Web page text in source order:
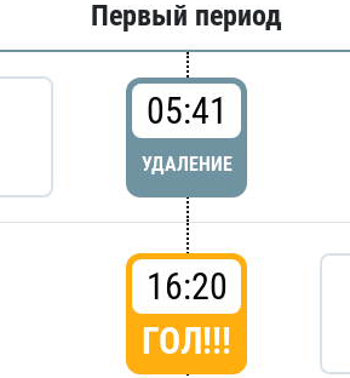
Первый период
05:41
УДАЛЕНИЕ
16:20
ГОЛ!!!